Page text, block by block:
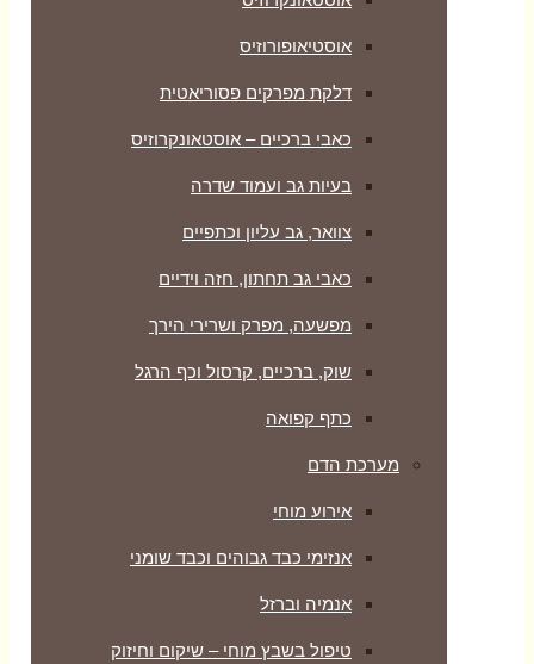
אוסטיאופורוזיס
דלקת מפרקים פסוריאטית
כאבי ברכיים – אוסטאונקרוזיס
בעיות גב ועמוד שדרה
צוואר, גב עליון וכתפיים
כאבי גב תחתון, חזה וידיים
מפשעה, מפרק ושרירי הירך
שוק, ברכיים, קרסול וכף הרגל
כתף קפואה
מערכת הדם
אירוע מוחי
אנזימי כבד גבוהים וכבד שומני
אנמיה וברזל
טיפול בשבץ מוחי – שיקום וחיזוק